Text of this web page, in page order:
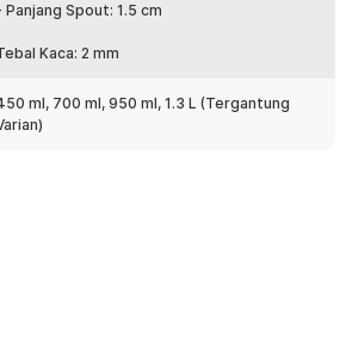
Panjang Spout: 1.5 cm
Kaca: 2 mm
ml, 700 ml, 950 ml, 1.3 L (Tergantung